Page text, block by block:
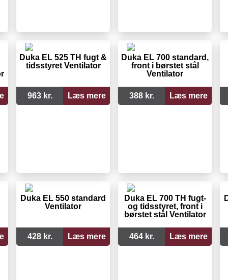
Duka EL 525 TH fugt &
tidsstyret Ventilator
963 kr. Læs mere
Duka EL 700 standard,
front i børstet stål
Ventilator
388 kr. Læs mere
Duka EL 550 standard
Ventilator
428 kr. Læs mere
Duka EL 700 TH fugt-
og tidsstyret, front i
børstet stål Ventilator
464 kr. Læs mere